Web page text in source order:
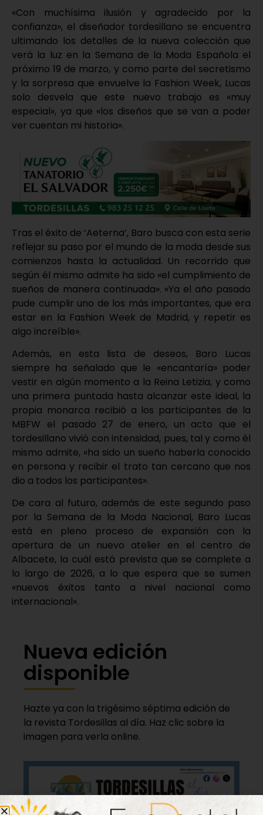
«Con muchísima ilusión y agradecido por la
confianza», el diseñador tordesillano se encuentra
ultimando los detalles de la nueva colección que
verá la luz en la Semana de la Moda Española el
próximo 19 de marzo, y como parte del secretismo
y la sorpresa que envuelve la Fashion Week, Lucas
solo desvela que este nuevo trabajo es «muy
especial», ya que «los diseños que se van a poder
ver cuentan mi historia».
Tras el éxito de ‘Aeterna’, Baro busca con esta serie
reflejar su paso por el mundo de la moda desde sus
comienzos hasta la actualidad. Un recorrido que
según él mismo admite ha sido «el cumplimiento de
sueños de manera continuada». «Ya el año pasado
pude cumplir uno de los más importantes, que era
estar en la Fashion Week de Madrid, y repetir es
algo increíble».
Además, en esta lista de deseos, Baro Lucas
siempre ha señalado que le «encantaría» poder
vestir en algún momento a la Reina Letizia, y como
una primera puntada hasta alcanzar este ideal, la
propia monarca recibió a los participantes de la
MBFW el pasado 27 de enero, un acto que el
tordesillano vivió con intensidad, pues, tal y como él
mismo admite, «ha sido un sueño haberla conocido
en persona y recibir el trato tan cercano que nos
dio a todos los participantes».
De cara al futuro, además de este segundo paso
por la Semana de la Moda Nacional, Baro Lucas
está en pleno proceso de expansión con la
apertura de un nuevo atelier en el centro de
Albacete, la cuál está prevista que se complete a
lo largo de 2026, a lo que espera que se sumen
«nuevos éxitos tanto a nivel nacional como
internacional».
Nueva edición
disponible
Hazte ya con la trigésimo séptima edición de
la revista Tordesillas al día. Haz clic sobre la
imagen para verla online.